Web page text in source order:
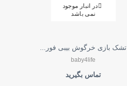
در انبار موجود
نمی باشد
تشک بازی خرگوش بیبی فور...
baby4life
تماس بگیرید